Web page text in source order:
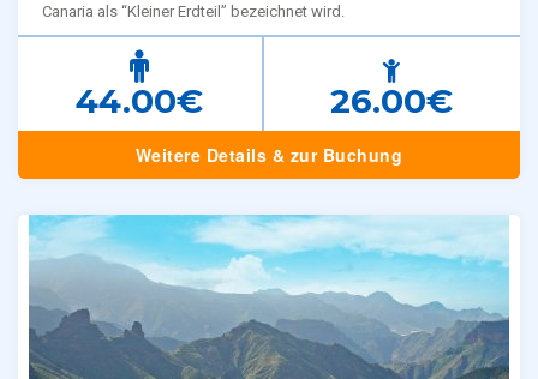
Canaria als “Kleiner Erdteil” bezeichnet wird.
44.00€ 26.00€
Weitere Details & zur Buchung